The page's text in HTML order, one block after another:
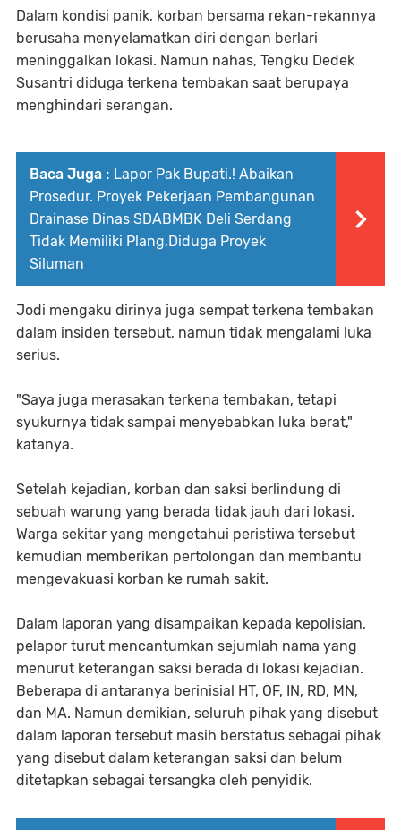
Dalam kondisi panik, korban bersama rekan-rekannya
berusaha menyelamatkan diri dengan berlari
meninggalkan lokasi. Namun nahas, Tengku Dedek
Susantri diduga terkena tembakan saat berupaya
menghindari serangan.
Baca Juga : Lapor Pak Bupati.! Abaikan
Prosedur. Proyek Pekerjaan Pembangunan
Drainase Dinas SDABMBK Deli Serdang
Tidak Memiliki Plang,Diduga Proyek
Siluman
Jodi mengaku dirinya juga sempat terkena tembakan
dalam insiden tersebut, namun tidak mengalami luka
serius.
"Saya juga merasakan terkena tembakan, tetapi
syukurnya tidak sampai menyebabkan luka berat,"
katanya.
Setelah kejadian, korban dan saksi berlindung di
sebuah warung yang berada tidak jauh dari lokasi.
Warga sekitar yang mengetahui peristiwa tersebut
kemudian memberikan pertolongan dan membantu
mengevakuasi korban ke rumah sakit.
Dalam laporan yang disampaikan kepada kepolisian,
pelapor turut mencantumkan sejumlah nama yang
menurut keterangan saksi berada di lokasi kejadian.
Beberapa di antaranya berinisial HT, OF, IN, RD, MN,
dan MA. Namun demikian, seluruh pihak yang disebut
dalam laporan tersebut masih berstatus sebagai pihak
yang disebut dalam keterangan saksi dan belum
ditetapkan sebagai tersangka oleh penyidik.